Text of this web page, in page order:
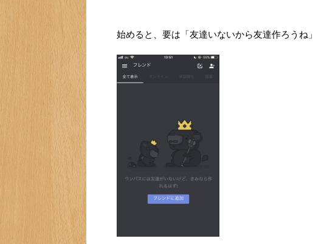
始めると、要は「友達いないから友達作ろうね